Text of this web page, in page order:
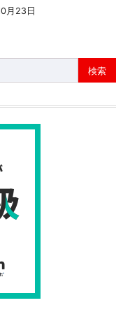
月23日